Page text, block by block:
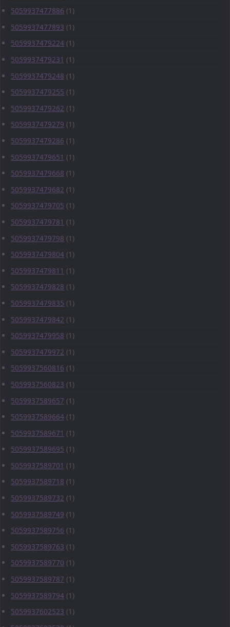
5059937477886 (1)
5059937477893 (1)
5059937479224 (1)
5059937479231 (1)
5059937479248 (1)
5059937479255 (1)
5059937479262 (1)
5059937479279 (1)
5059937479286 (1)
5059937479651 (1)
5059937479668 (1)
5059937479682 (1)
5059937479705 (1)
5059937479781 (1)
5059937479798 (1)
5059937479804 (1)
5059937479811 (1)
5059937479828 (1)
5059937479835 (1)
5059937479842 (1)
5059937479958 (1)
5059937479972 (1)
5059937560816 (1)
5059937560823 (1)
5059937589657 (1)
5059937589664 (1)
5059937589671 (1)
5059937589695 (1)
5059937589701 (1)
5059937589718 (1)
5059937589732 (1)
5059937589749 (1)
5059937589756 (1)
5059937589763 (1)
5059937589770 (1)
5059937589787 (1)
5059937589794 (1)
5059937602523 (1)